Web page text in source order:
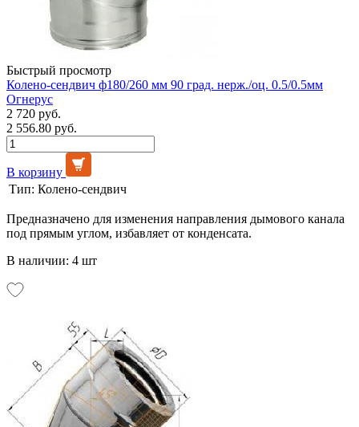
Быстрый просмотр
Колено-сендвич ф180/260 мм 90 град. нерж./оц. 0.5/0.5мм
Огнерус
2 720 руб.
2 556.80 руб.
В корзину
Тип: Колено-сендвич
Предназначено для изменения направления дымового канала
под прямым углом, избавляет от конденсата.
В наличии: 4 шт